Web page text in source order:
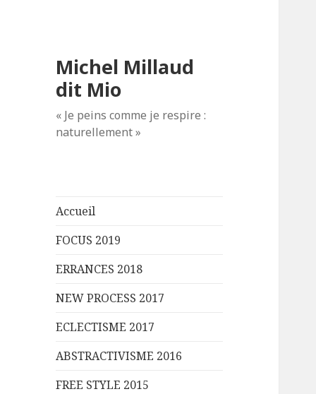
Michel Millaud
dit Mio
« Je peins comme je respire :
naturellement »
Accueil
FOCUS 2019
ERRANCES 2018
NEW PROCESS 2017
ECLECTISME 2017
ABSTRACTIVISME 2016
FREE STYLE 2015